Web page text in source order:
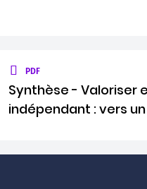
PDF
Synthèse - Valoriser
indépendant : vers